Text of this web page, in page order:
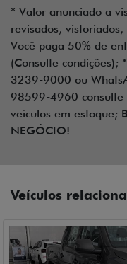
* Valor anunciado a
revisados,
Você paga 50% de
(Consulte condições);
3239-9000 ou
98599-4960 consulte
veículos em estoque;
NEGÓCIO!
Veículos